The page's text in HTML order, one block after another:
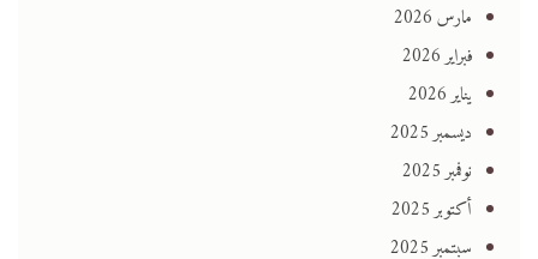
مارس 2026
فبراير 2026
يناير 2026
ديسمبر 2025
نوفمبر 2025
أكتوبر 2025
سبتمبر 2025